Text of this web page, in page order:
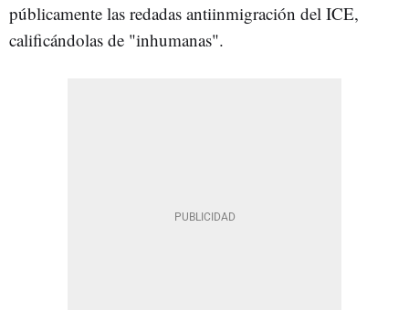
públicamente las redadas antiinmigración del ICE,
calificándolas de "inhumanas".